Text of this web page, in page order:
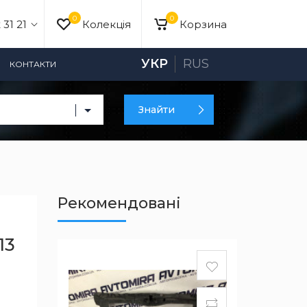
0 Корзина
21 0 Колекція
КОНТАКТИ УКР RUS
Знайти
Рекомендовані